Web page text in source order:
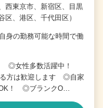
西東京市、新宿区、目黒
、港区、千代田区）
身の勤務可能な時間で働
◎女性多数活躍中！
方は歓迎します ◎自家
！ ◎ブランクO…